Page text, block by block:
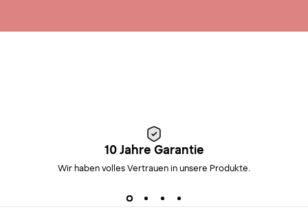
10 Jahre Garantie
Wir haben volles Vertrauen in unsere Produkte.